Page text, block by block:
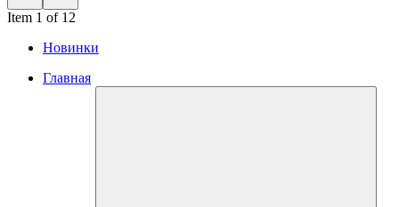
Item 1 of 12
Новинки
Главная